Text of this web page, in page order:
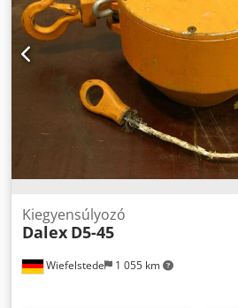
Wiefelstede 1 055 km
Kiegyensúlyozó
Dalex D5-45